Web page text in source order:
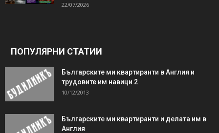
22/07/2026
ПОПУЛЯРНИ СТАТИИ
Българските ми квартиранти в Англия и
трудовите им навици 2
10/12/2013
Българските ми квартиранти и делата им в
Англия